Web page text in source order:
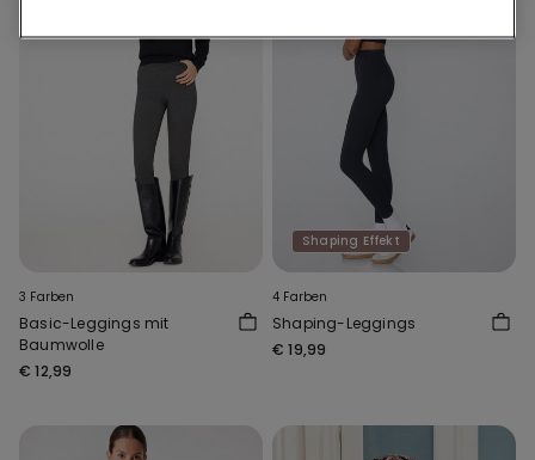
3 Farben
Basic-Leggings mit
Baumwolle
€ 12,99
Shaping Effekt
4 Farben
Shaping-Leggings
€ 19,99